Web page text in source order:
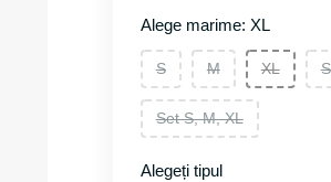
Alege marime: XL
S M XL
Set S, M, XL
Alegeți tipul